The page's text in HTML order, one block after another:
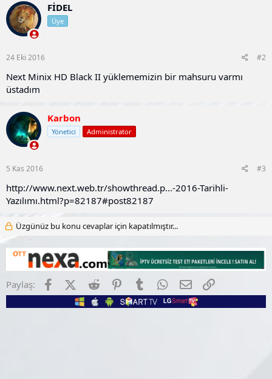
FİDEL
Üye
24 Eki 2016 #2
Next Minix HD Black II yüklememizin bir mahsuru varmı
üstadım
Karbon
Yönetici Administrator
5 Kas 2016 #3
http://www.next.web.tr/showthread.p...-2016-Tarihli-
Yazılımı.html?p=82187#post82187
Üzgünüz bu konu cevaplar için kapatılmıştır...
Paylaş: FacebookX (Twitter)
Reddit PinterestTumblr WhatsApp
E-posta